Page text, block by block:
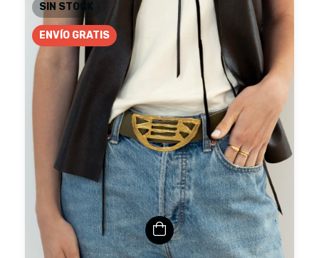
SIN STOCK
ENVÍO GRATIS